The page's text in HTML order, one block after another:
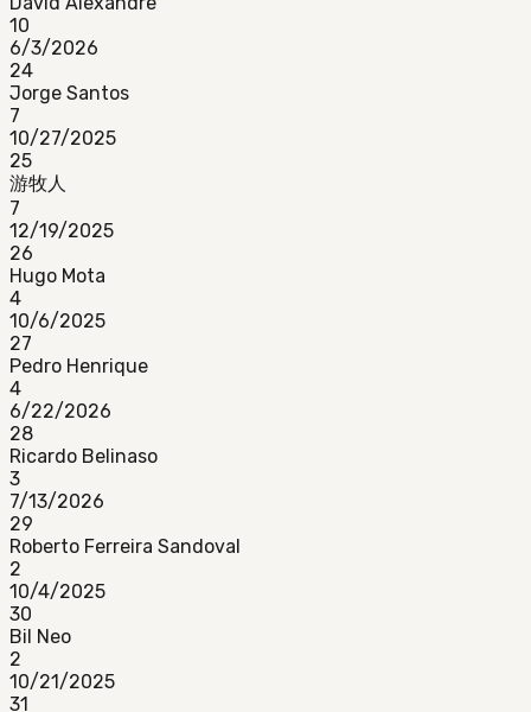
10
6/3/2026
24
Jorge Santos
7
10/27/2025
25
游牧人
7
12/19/2025
26
Hugo Mota
4
10/6/2025
27
Pedro Henrique
4
6/22/2026
28
Ricardo Belinaso
3
7/13/2026
29
Roberto Ferreira Sandoval
2
10/4/2025
30
Bil Neo
2
10/21/2025
31